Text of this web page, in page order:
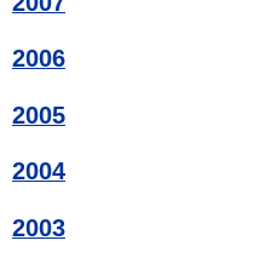
2006
2005
2004
2003